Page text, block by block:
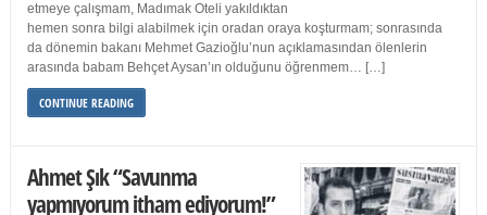
etmeye çalışmam, Madımak Oteli yakıldıktan
hemen sonra bilgi alabilmek için oradan oraya koşturmam; sonrasında
da dönemin bakanı Mehmet Gazioğlu’nun açıklamasından ölenlerin
arasında babam Behçet Aysan’ın olduğunu öğrenmem… […]
CONTINUE READING
Ahmet Şık “Savunma
yapmıyorum itham ediyorum!”